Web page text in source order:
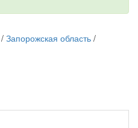
/ Запорожская область /